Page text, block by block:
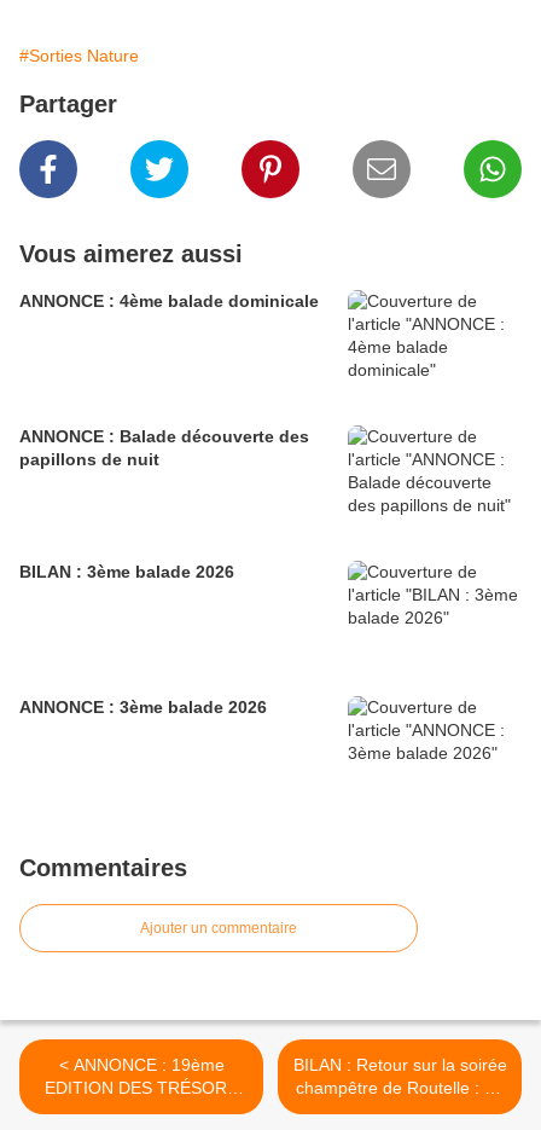
#Sorties Nature
Partager
Vous aimerez aussi
ANNONCE : 4ème balade dominicale
ANNONCE : Balade découverte des
papillons de nuit
BILAN : 3ème balade 2026
ANNONCE : 3ème balade 2026
Commentaires
Ajouter un commentaire
< ANNONCE : 19ème
EDITION DES TRÉSORS
DU GRENIER (2025)
BILAN : Retour sur la soirée
champêtre de Routelle : un
moment convivial et festif 🌟